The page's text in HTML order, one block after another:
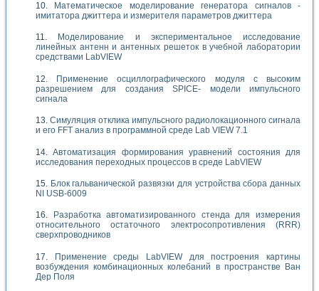
Математическое моделирование генератора сигналов -
имитатора джиттера и измерителя параметров джиттера
Моделирование и экспериментальное исследование
линейных антенн и антенных решеток в учебной лаборатории
средствами LabVIEW
Применение осциллографического модуля с высоким
разрешением для создания SPICE- модели импульсного
сигнала
Симуляция отклика импульсного радиолокационного сигнала
и его FFT анализ в программной среде Lab VIEW 7.1
Автоматизация формирования уравнений состояния для
исследования переходных процессов в среде LabVIEW
Блок гальванической развязки для устройства сбора данных
NI USB-6009
Разработка автоматизированного стенда для измерения
относительного остаточного электросопротивления (RRR)
сверхпроводников
Применение среды LabVIEW для построения картины
возбуждения комбинационных колебаний в пространстве Ван
Дер Поля